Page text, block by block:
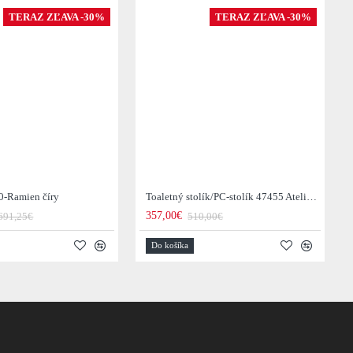
TERAZ ZĽAVA -30%
Ramien číry
TERAZ ZĽAVA -30%
Toaletný stolík/PC-stolík 47455 Atelier 120cm Natural Dub Dyha
357,00€ 510,00€
Do košíka